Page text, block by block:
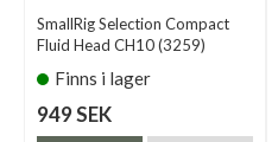
SmallRig Selection Compact
Fluid Head CH10 (3259)
Finns i lager
949 SEK